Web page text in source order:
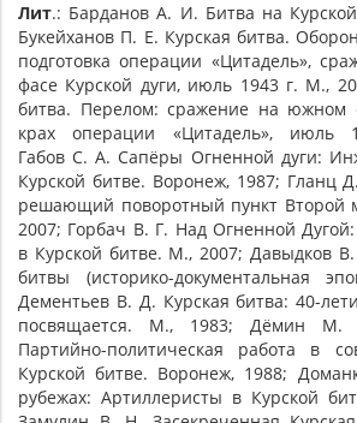
Лит.: Барданов А. И. Битва на
Букейханов П. Е. Курская битва.
подготовка операции «Цитадель»,
фасе Курской дуги, июль 1943 г. М.,
битва. Перелом: сражение на южном
крах операции «Цитадель»,
Габов С. А. Сапёры Огненной дуги:
Курской битве. Воронеж, 1987; Гланц
решающий поворотный пункт Второй
2007; Горбач В. Г. Над Огненной Дугой:
в Курской битве. М., 2007; Давыдков
битвы (историко-документальная
Дементьев В. Д. Курская битва: 40-
посвящается. М., 1983; Дёмин М.
Партийно-политическая работа в
Курской битве. Воронеж, 1988;
рубежах: Артиллеристы в Курской